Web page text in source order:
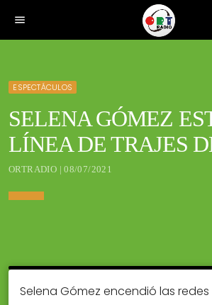
menu
ESPECTÁCULOS
SELENA GÓMEZ
LÍNEA DE TRAJES
ORTRADIO | 08/07/2021
Selena Gómez encendió las